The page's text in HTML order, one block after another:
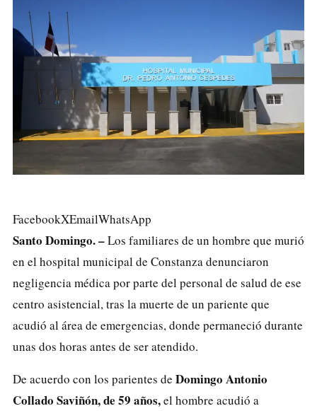
FacebookXEmailWhatsApp
Santo Domingo. –Los familiares de un hombre que murió
en el hospital municipal de Constanza denunciaron
negligencia médica por parte del personal de salud de ese
centro asistencial, tras la muerte de un pariente que
acudió al área de emergencias, donde permaneció durante
unas dos horas antes de ser atendido.
De acuerdo con los parientes de Domingo Antonio
Collado Saviñón, de 59 años,el hombre acudió a